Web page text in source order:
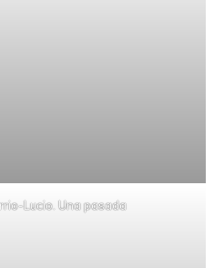
Lucio. Una pasada